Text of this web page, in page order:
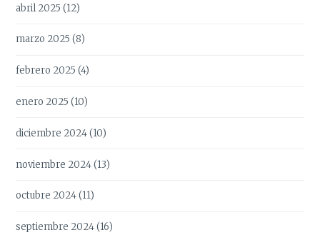
abril 2025 (12)
marzo 2025 (8)
febrero 2025 (4)
enero 2025 (10)
diciembre 2024(10)
noviembre 2024(13)
octubre 2024(11)
septiembre 2024(16)